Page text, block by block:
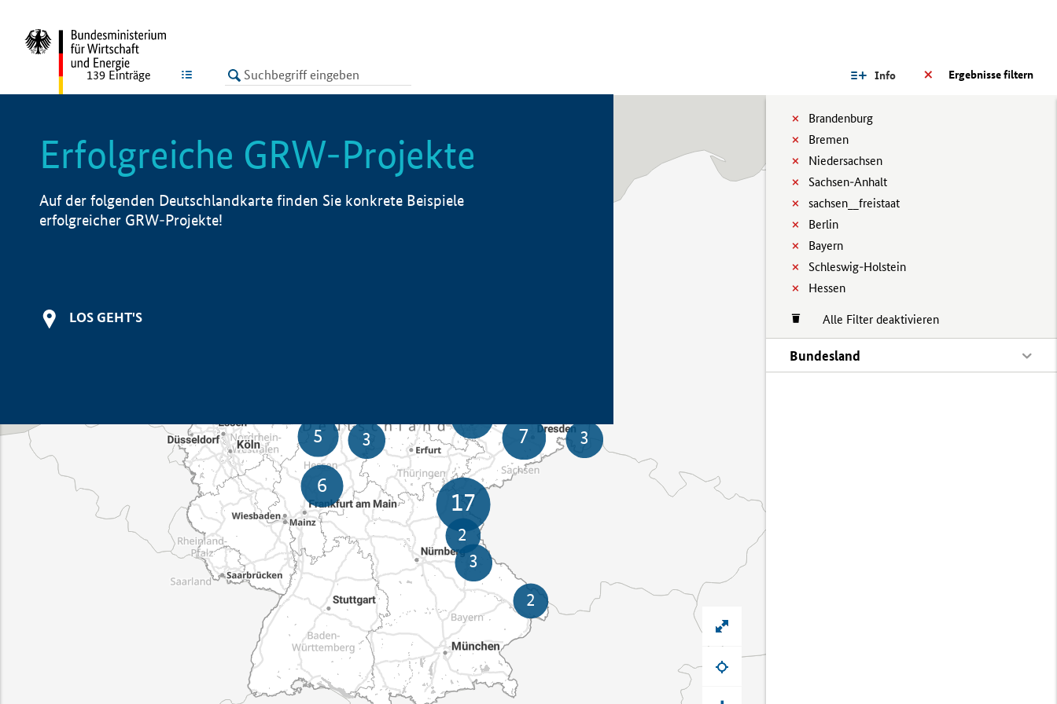
LISTE Ergebnisse filtern
Info
Brandenburg
Bremen
Niedersachsen
Sachsen-Anhalt
sachsen__freistaat
Berlin
Bayern
Schleswig-Holstein
Hessen
Alle Filter deaktivieren
Bundesland
139 Einträge
Erfolgreiche GRW-Projekte
Auf der folgenden Deutschlandkarte finden Sie konkrete Beispiele
erfolgreicher GRW-Projekte!
LOS GEHT'S